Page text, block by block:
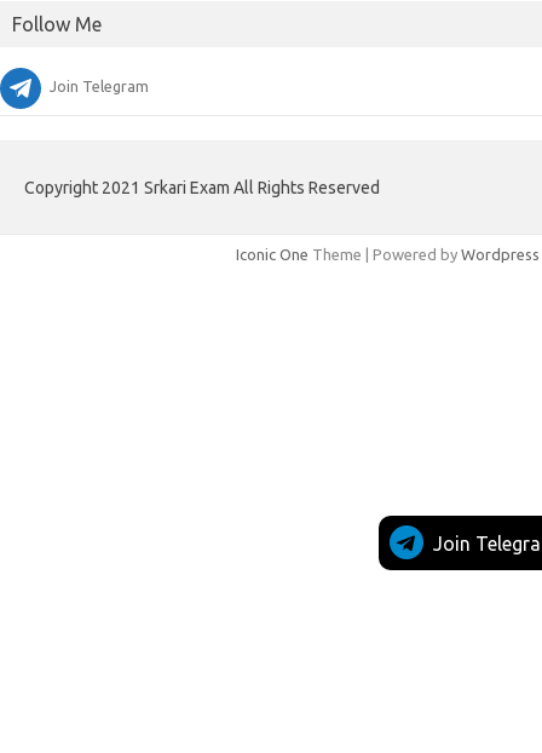
Follow Me
Join Telegram
Join
Copyright 2021 Srkari Exam All Rights Reserved
Iconic One Theme | Powered by Wordpress